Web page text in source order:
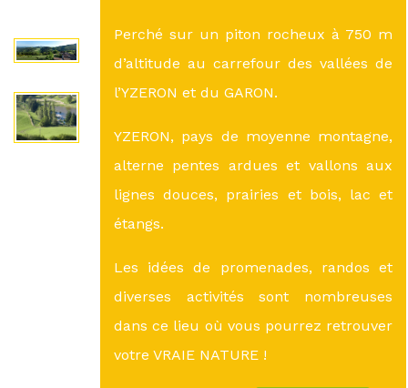
Perché sur un piton rocheux à 750 m
d’altitude au carrefour des vallées de
l’YZERON et du GARON.
YZERON, pays de moyenne montagne,
alterne pentes ardues et vallons aux
lignes douces, prairies et bois, lac et
étangs.
Les idées de promenades, randos et
diverses activités sont nombreuses
dans ce lieu où vous pourrez retrouver
votre VRAIE NATURE !